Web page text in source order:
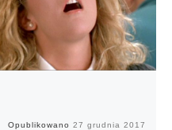
Opublikowano 27 grudnia 2017